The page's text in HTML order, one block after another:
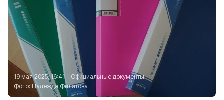
19 мая 2025, 16:41
Официальные документы
Фото: Надежда Филатова